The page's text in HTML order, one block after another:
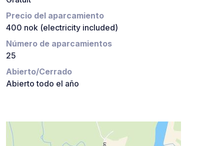
Precio del aparcamiento
400 nok (electricity included)
Número de aparcamientos
25
Abierto/Cerrado
Abierto todo el año